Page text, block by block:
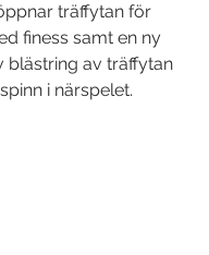
träffytan för
finess samt en ny
blästring av träffytan
i närspelet.